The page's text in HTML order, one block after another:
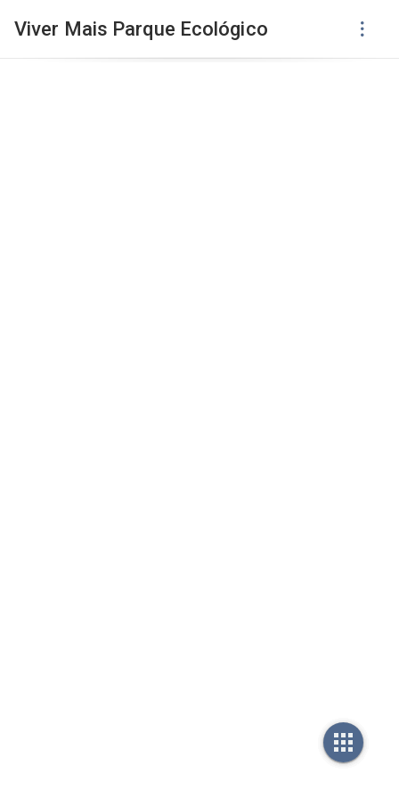
Viver Mais Parque Ecológico